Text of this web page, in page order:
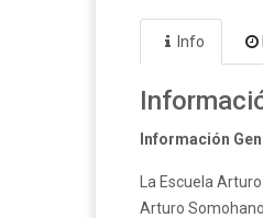
Info
Información
La Escuela
Arturo